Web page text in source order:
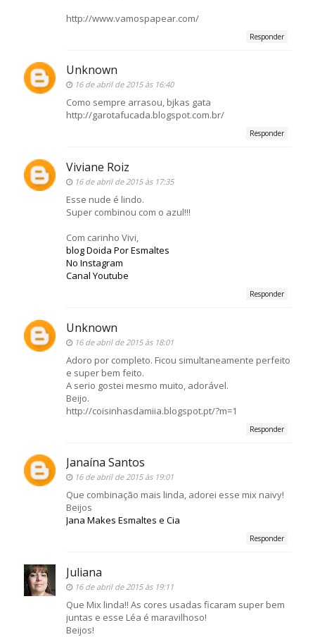
http://www.vamospapear.com/
Responder
Unknown
16 de abril de 2015 às 16:40
Como sempre arrasou, bjkas gata
http://garotafucada.blogspot.com.br/
Responder
Viviane Roiz
16 de abril de 2015 às 17:35
Esse nude é lindo.
Super combinou com o azul!!!
Com carinho Vivi,
blog Doida Por Esmaltes
No Instagram
Canal Youtube
Responder
Unknown
16 de abril de 2015 às 18:01
Adoro por completo. Ficou simultaneamente perfeito
e super bem feito.
A serio gostei mesmo muito, adorável.
Beijo.
http://coisinhasdamiia.blogspot.pt/?m=1
Responder
Janaína Santos
16 de abril de 2015 às 19:01
Que combinação mais linda, adorei esse mix naivy!
Beijos
Jana Makes Esmaltes e Cia
Responder
Juliana
16 de abril de 2015 às 19:11
Que Mix linda!! As cores usadas ficaram super bem
juntas e esse Léa é maravilhoso!
Beijos!